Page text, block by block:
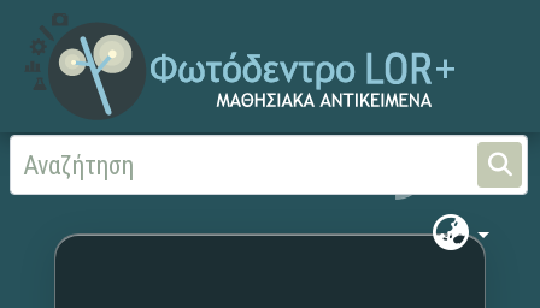
Αρχική Χωρίς τίτλο